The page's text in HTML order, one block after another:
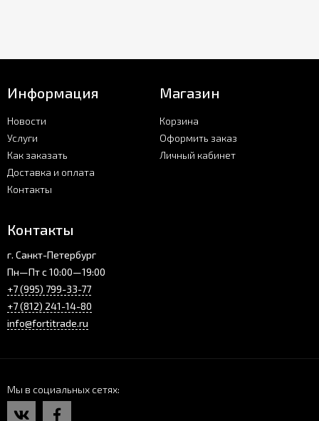
Информация
Новости
Услуги
Как заказать
Доставка и оплата
Контакты
Магазин
Корзина
Оформить заказ
Личный кабинет
Контакты
г. Санкт-Петербург
Пн—Пт с 10:00—19:00
+7 (995) 799-33-77
+7 (812) 241-14-80
info@fortitrade.ru
Мы в социальных сетях